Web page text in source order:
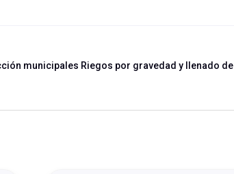
municipales Riegos por gravedad y llenado de